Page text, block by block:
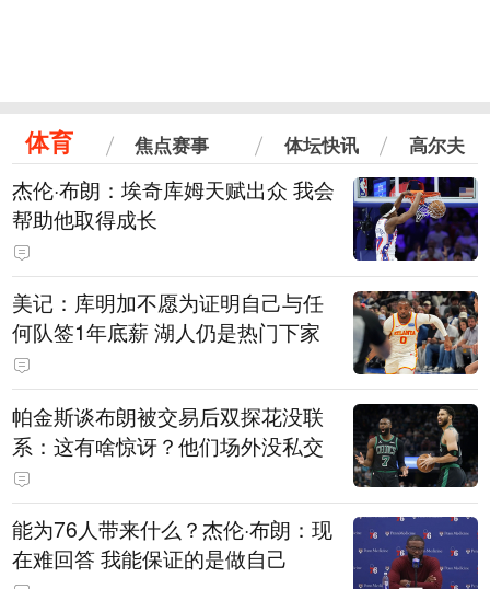
体育 焦点赛事 体坛快讯 高尔夫
杰伦·布朗：埃奇库姆天赋出众 我会
帮助他取得成长
美记：库明加不愿为证明自己与任
何队签1年底薪 湖人仍是热门下家
帕金斯谈布朗被交易后双探花没联
系：这有啥惊讶？他们场外没私交
能为76人带来什么？杰伦·布朗：现
在难回答 我能保证的是做自己